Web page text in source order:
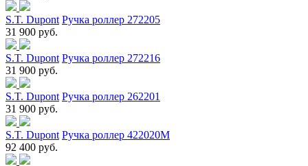
S.T. Dupont Ручка роллер 272205
31 900 руб.
S.T. Dupont Ручка роллер 272216
31 900 руб.
S.T. Dupont Ручка роллер 262201
31 900 руб.
S.T. Dupont Ручка роллер 422020M
92 400 руб.